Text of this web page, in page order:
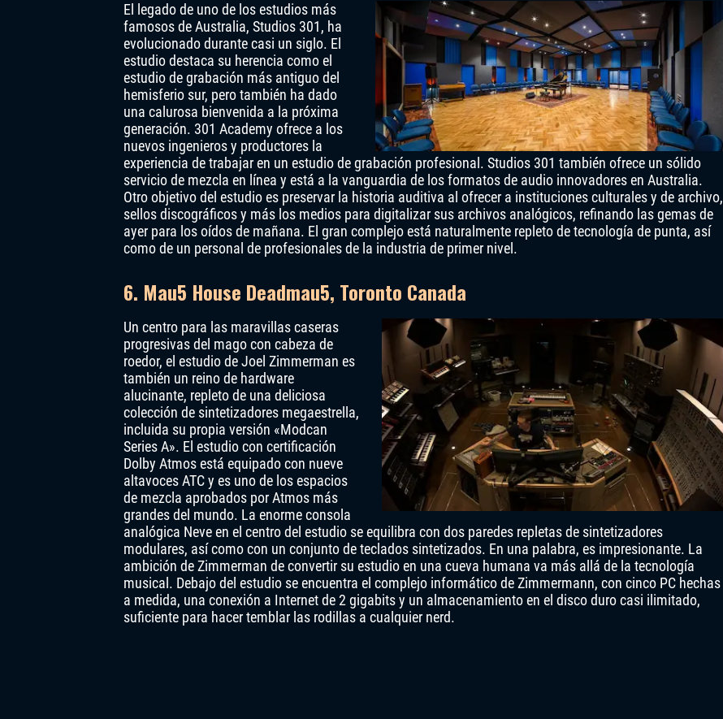
El legado de uno de los estudios más
famosos de Australia, Studios 301, ha
evolucionado durante casi un siglo. El
estudio destaca su herencia como el
estudio de grabación más antiguo del
hemisferio sur, pero también ha dado
una calurosa bienvenida a la próxima
generación. 301 Academy ofrece a los
nuevos ingenieros y productores la
experiencia de trabajar en un estudio de grabación profesional. Studios 301 también ofrece un sólido
servicio de mezcla en línea y está a la vanguardia de los formatos de audio innovadores en Australia.
Otro objetivo del estudio es preservar la historia auditiva al ofrecer a instituciones culturales y de archivo,
sellos discográficos y más los medios para digitalizar sus archivos analógicos, refinando las gemas de
ayer para los oídos de mañana. El gran complejo está naturalmente repleto de tecnología de punta, así
como de un personal de profesionales de la industria de primer nivel.
6. Mau5 House Deadmau5, Toronto Canada
Un centro para las maravillas caseras
progresivas del mago con cabeza de
roedor, el estudio de Joel Zimmerman es
también un reino de hardware
alucinante, repleto de una deliciosa
colección de sintetizadores megaestrella,
incluida su propia versión «Modcan
Series A». El estudio con certificación
Dolby Atmos está equipado con nueve
altavoces ATC y es uno de los espacios
de mezcla aprobados por Atmos más
grandes del mundo. La enorme consola
analógica Neve en el centro del estudio se equilibra con dos paredes repletas de sintetizadores
modulares, así como con un conjunto de teclados sintetizados. En una palabra, es impresionante. La
ambición de Zimmerman de convertir su estudio en una cueva humana va más allá de la tecnología
musical. Debajo del estudio se encuentra el complejo informático de Zimmermann, con cinco PC hechas
a medida, una conexión a Internet de 2 gigabits y un almacenamiento en el disco duro casi ilimitado,
suficiente para hacer temblar las rodillas a cualquier nerd.